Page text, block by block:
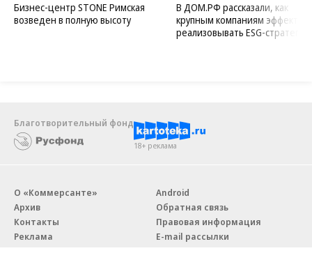
Бизнес-центр STONE Римская
возведен в полную высоту
В ДОМ.РФ рассказали, как
крупным компаниям
реализовывать ESG-стратегию
Благотворительный фонд
18+ реклама
О «Коммерсанте»
Архив
Контакты
Реклама
Android
Обратная связь
Правовая информация
E-mail рассылки